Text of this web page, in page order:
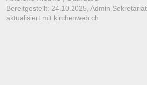
Bereitgestellt: 24.10.2025,Admin Sekretariat
aktualisiert mit kirchenweb.ch